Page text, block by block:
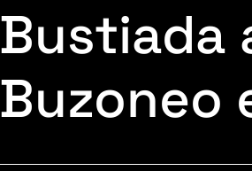
Bustiada
Buzoneo